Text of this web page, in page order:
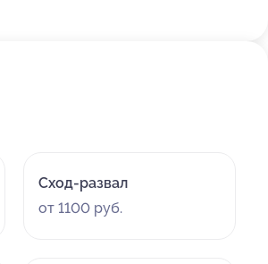
Сход-развал
от 1100 руб.